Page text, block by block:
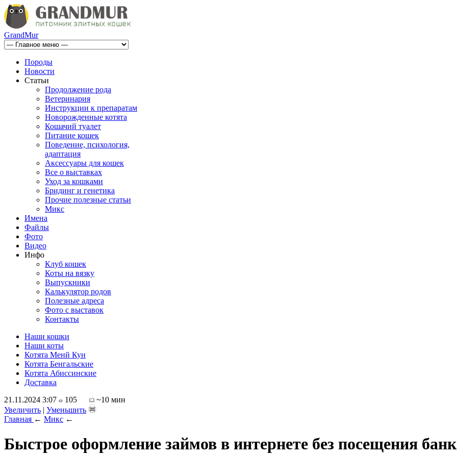
GrandMur
Породы
Новости
Статьи
Продолжение рода
Ветеринария
Инструкции к препаратам
Новорожденные котята
Кошачий туалет
Питание кошек
Поведение, психология,
адаптация
Аксессуары для кошек
Все о выставках
Уход за кошками
Бридинг и генетика
Прочие полезные статьи
Микс
Имена
Файлы
Фото
Видео
Инфо
Клуб кошек
Коты на вязку
Выпускники
Калькулятор родов
Полезные адреса
Фото с выставок
Контакты
Наши кошки
Наши коты
Котята Менй Кун
Котята Бенгальские
Котята Абиссинские
Доставка
21.11.2024 3:07
105
~10 мин
Увеличить | Уменьшить
Главная ← Микс ←
Быстрое оформление займов в интернете без посещения